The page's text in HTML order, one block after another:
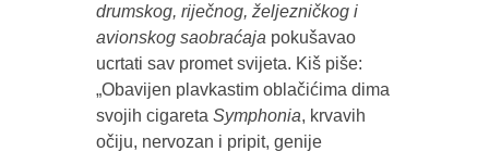
drumskog, riječnog, željezničkog i
avionskog saobraćaja pokušavao
ucrtati sav promet svijeta. Kiš piše:
„Obavijen plavkastim oblačićima dima
svojih cigareta Symphonia, krvavih
očiju, nervozan i pripit, genije